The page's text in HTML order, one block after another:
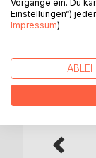
Vorgänge ein. Du
Einstellungen“)
Impressum)